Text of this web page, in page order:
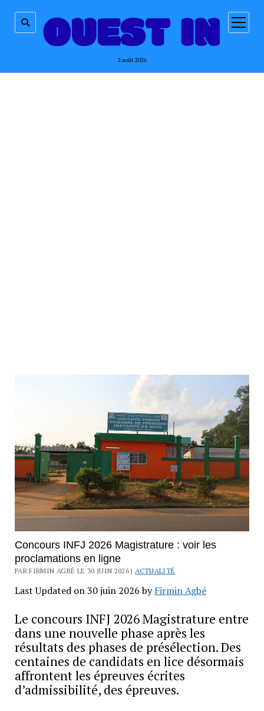
2 août 2026
ouvrir
menu
Concours INFJ 2026 Magistrature : voir les
proclamations en ligne
PAR FIRMIN AGBÉ LE 30 JUIN 2026 |ACTUALITÉ
Last Updated on 30 juin 2026 byFirmin Agbé
Le concours INFJ 2026 Magistrature entre
dans une nouvelle phase après les
résultats des phases de présélection. Des
centaines de candidats en lice désormais
affrontent les épreuves écrites
d’admissibilité, des épreuves.